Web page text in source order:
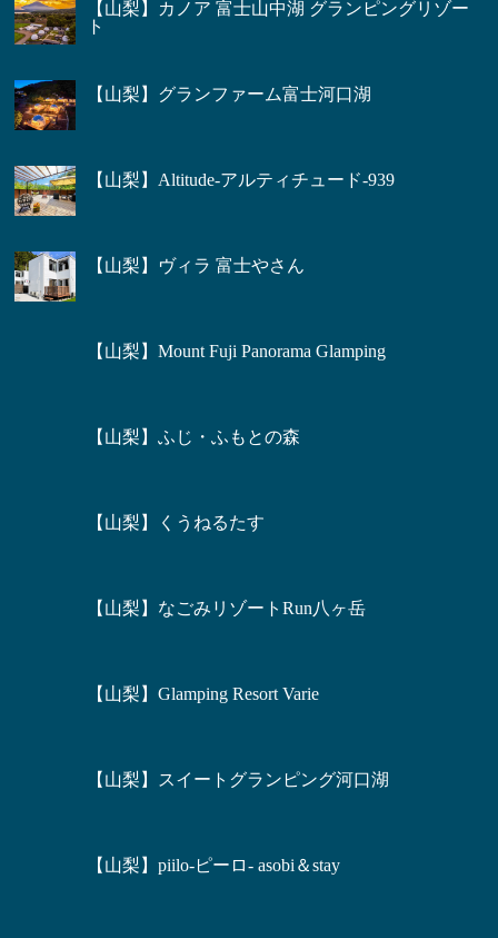
【山梨】カノア 富士山中湖 グランピングリゾー
ト
【山梨】グランファーム富士河口湖
【山梨】Altitude-アルティチュード-939
【山梨】ヴィラ 富士やさん
【山梨】Mount Fuji Panorama Glamping
【山梨】ふじ・ふもとの森
【山梨】くうねるたす
【山梨】なごみリゾートRun八ヶ岳
【山梨】Glamping Resort Varie
【山梨】スイートグランピング河口湖
【山梨】piilo-ピーロ- asobi＆stay